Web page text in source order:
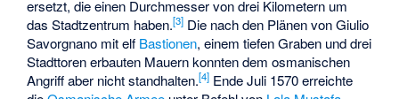
ersetzt, die einen Durchmesser von drei Kilometern um
das Stadtzentrum haben.[3] Die nach den Plänen vonGiulio
Savorgnano mit elf Bastionen, einem tiefen Graben und drei
Stadttoren erbauten Mauern konnten dem osmanischen
Angriff aber nicht standhalten.[4] Ende Juli 1570 erreichte